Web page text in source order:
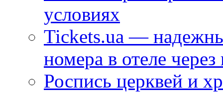
условиях
Tickets.ua —
номера в отеле через
Роспись церквей и